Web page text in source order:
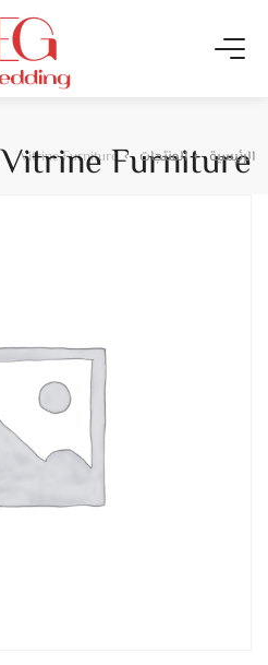
Vitrine Furniture
الرئيسية المنتجات Vitrine Furniture